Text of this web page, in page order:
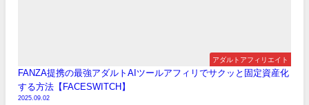
アダルトアフィリエイト
FANZA提携の最強アダルトAIツールアフィリでサクッと固定資産化
する方法【FACESWITCH】
2025.09.02